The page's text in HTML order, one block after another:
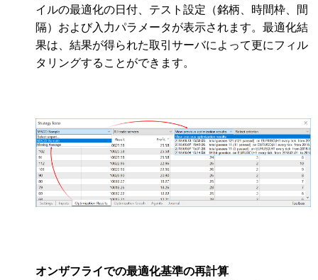
イルの最適化の日付、テスト設定（銘柄、時間枠、間
隔）および入力パラメータが表示されます。最適化結
果は、結果が得られた取引サーバによって更にフィル
タリングすることができます。
オンザフライでの最適化基準の再計算